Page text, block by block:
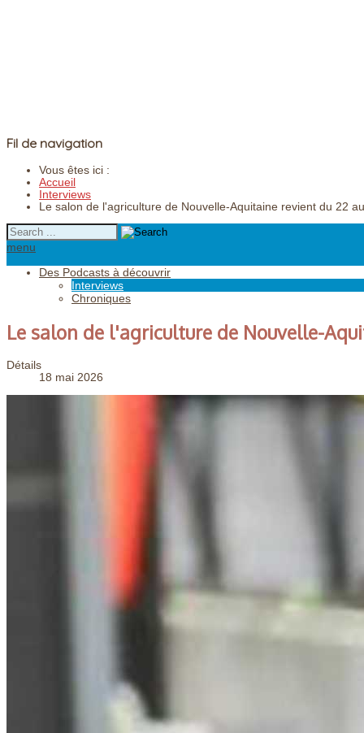
Fil de navigation
Vous êtes ici :
Accueil
Interviews
Le salon de l'agriculture de Nouvelle-Aquitaine revient du 22
menu
Des Podcasts à découvrir
Interviews
Chroniques
Le salon de l'agriculture de Nouvelle-
Détails
18 mai 2026